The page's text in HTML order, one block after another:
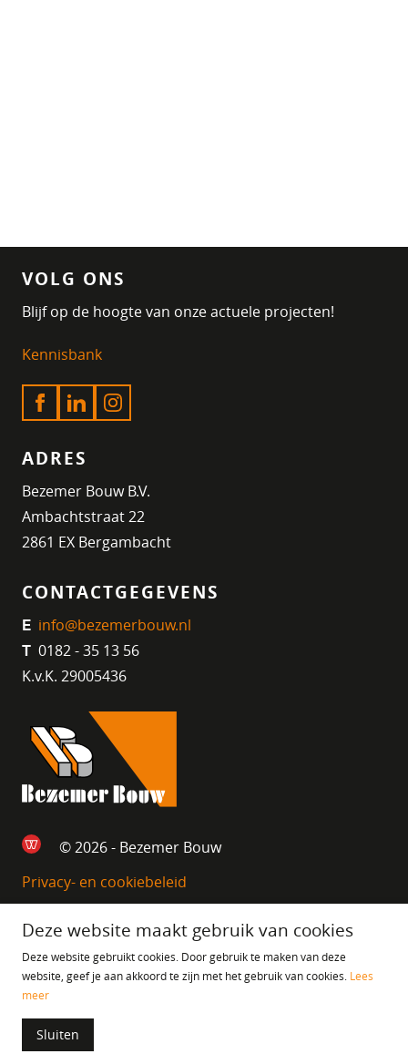
VOLG ONS
Blijf op de hoogte van onze actuele projecten!
Kennisbank
ADRES
Bezemer Bouw B.V.
Ambachtstraat 22
2861 EX Bergambacht
CONTACTGEGEVENS
E info@bezemerbouw.nl
T 0182 - 35 13 56
K.v.K. 29005436
© 2026 - Bezemer Bouw
Privacy- en cookiebeleid
Deze website maakt gebruik van cookies
Deze website gebruikt cookies. Door gebruik te maken van deze
website, geef je aan akkoord te zijn met het gebruik van cookies. Lees
meer
Sluiten